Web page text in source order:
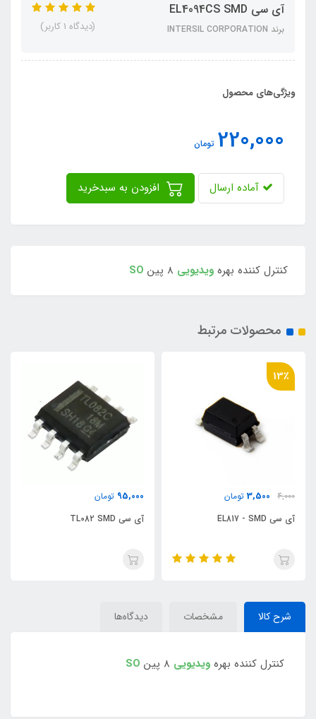
آی سی EL4094CS SMD
برند INTERSIL CORPORATION (دیدگاه 1 کاربر)
ویژگی‌های محصول
220,000 تومان
آماده ارسال
کنترل کننده بهره ویدیویی 8 پین SO
محصولات مرتبط
13٪
4,000
3,500 تومان
آی سی EL817 - SMD
95,000 تومان
آی سی TL082 SMD
شرح کالا مشخصات دیدگاه‌ها
کنترل کننده بهره ویدیویی 8 پین SO